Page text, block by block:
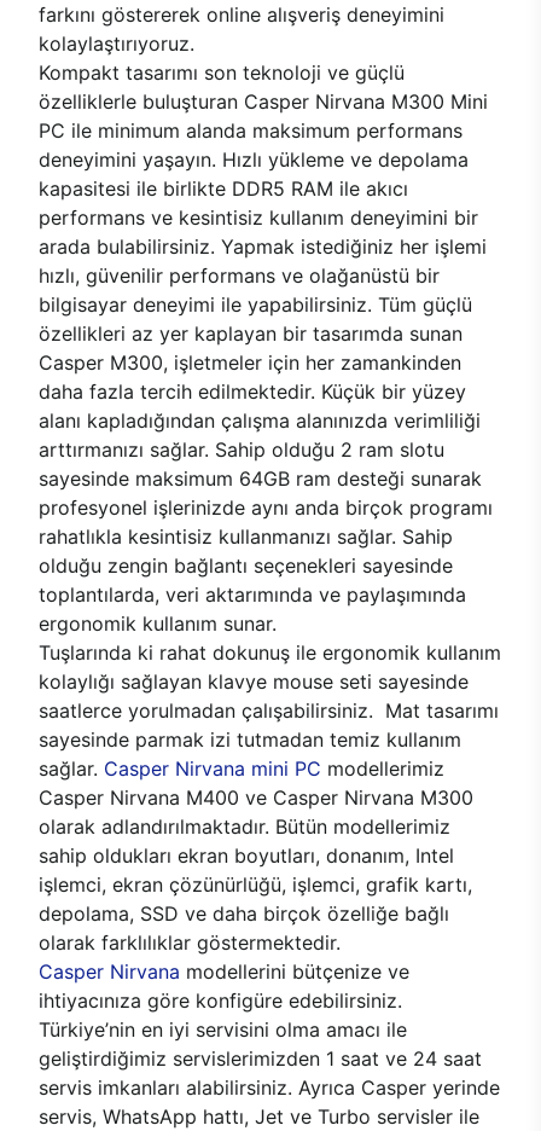
farkını göstererek online alışveriş deneyimini
kolaylaştırıyoruz.
Kompakt tasarımı son teknoloji ve güçlü
özelliklerle buluşturan Casper Nirvana M300 Mini
PC ile minimum alanda maksimum performans
deneyimini yaşayın. Hızlı yükleme ve depolama
kapasitesi ile birlikte DDR5 RAM ile akıcı
performans ve kesintisiz kullanım deneyimini bir
arada bulabilirsiniz. Yapmak istediğiniz her işlemi
hızlı, güvenilir performans ve olağanüstü bir
bilgisayar deneyimi ile yapabilirsiniz. Tüm güçlü
özellikleri az yer kaplayan bir tasarımda sunan
Casper M300, işletmeler için her zamankinden
daha fazla tercih edilmektedir. Küçük bir yüzey
alanı kapladığından çalışma alanınızda verimliliği
arttırmanızı sağlar. Sahip olduğu 2 ram slotu
sayesinde maksimum 64GB ram desteği sunarak
profesyonel işlerinizde aynı anda birçok programı
rahatlıkla kesintisiz kullanmanızı sağlar. Sahip
olduğu zengin bağlantı seçenekleri sayesinde
toplantılarda, veri aktarımında ve paylaşımında
ergonomik kullanım sunar.
Tuşlarında ki rahat dokunuş ile ergonomik kullanım
kolaylığı sağlayan klavye mouse seti sayesinde
saatlerce yorulmadan çalışabilirsiniz. Mat tasarımı
sayesinde parmak izi tutmadan temiz kullanım
sağlar. Casper Nirvana mini PC modellerimiz
Casper Nirvana M400 ve Casper Nirvana M300
olarak adlandırılmaktadır. Bütün modellerimiz
sahip oldukları ekran boyutları, donanım, Intel
işlemci, ekran çözünürlüğü, işlemci, grafik kartı,
depolama, SSD ve daha birçok özelliğe bağlı
olarak farklılıklar göstermektedir.
Casper Nirvana modellerini bütçenize ve
ihtiyacınıza göre konfigüre edebilirsiniz.
Türkiye’nin en iyi servisini olma amacı ile
geliştirdiğimiz servislerimizden 1 saat ve 24 saat
servis imkanları alabilirsiniz. Ayrıca Casper yerinde
servis, WhatsApp hattı, Jet ve Turbo servisler ile